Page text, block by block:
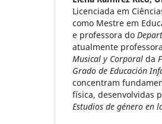
Licenciada em
como Mestre em
e professora do
atualmente
Musical y Corporal da
Grado de Educación
concentram
física, desenvolvidas
Estudios de género en